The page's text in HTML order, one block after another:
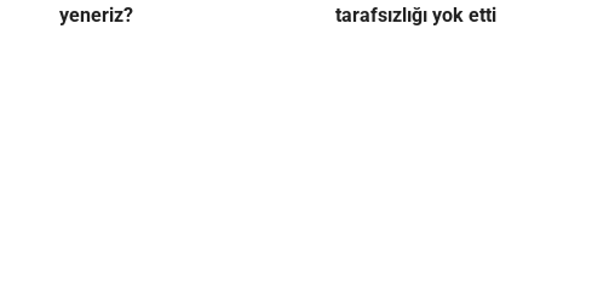
yeneriz?
tarafsızlığı yok etti